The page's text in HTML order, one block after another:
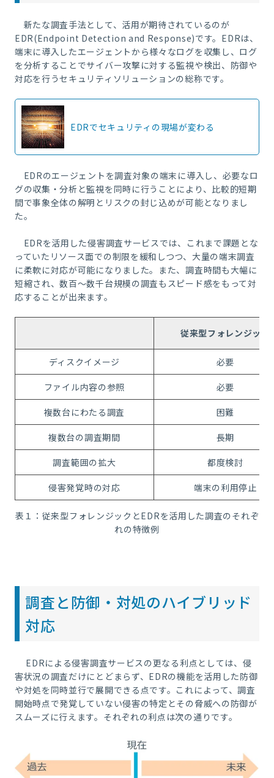
新たな調査手法として、活用が期待されているのが
EDR(Endpoint Detection and Response)です。EDRは、
端末に導入したエージェントから様々なログを収集し、ログ
を分析することでサイバー攻撃に対する監視や検出、防御や
対応を行うセキュリティソリューションの総称です。
EDRでセキュリティの現場が変わる
EDRのエージェントを調査対象の端末に導入し、必要なロ
グの収集・分析と監視を同時に行うことにより、比較的短期
間で事象全体の解明とリスクの封じ込めが可能となりまし
た。
EDRを活用した侵害調査サービスでは、これまで課題とな
っていたリソース面での制限を緩和しつつ、大量の端末調査
に柔軟に対応が可能になりました。また、調査時間も大幅に
短縮され、数百～数千台規模の調査もスピード感をもって対
応することが出来ます。
従来型フォレンジック
ディスクイメージ 必要
ファイル内容の参照 必要
複数台にわたる調査 困難
複数台の調査期間 長期
調査範囲の拡大 都度検討
侵害発覚時の対応 端末の利用停止
表１：従来型フォレンジックとEDRを活用した調査のそれぞ
れの特徴例
調査と防御・対処のハイブリッド
対応
EDRによる侵害調査サービスの更なる利点としては、侵
害状況の調査だけにとどまらず、 EDRの機能を活用した防御
や対処を同時並行で展開できる点です。これによって、調査
開始時点で発覚していない侵害の特定とその脅威への防御が
スムーズに行えます。それぞれの利点は次の通りです。